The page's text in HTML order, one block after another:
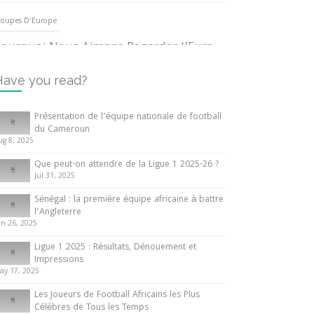
D'Europe
Nous Aimons Regarder l’Euro
June 2024
Internationales
ce que vous devez savoir sur la
d’Afrique des Nations
10 May 2024
Internationales
de l’équipe nationale de
football du Cameroun
2025
you read?
Présentation de l’équipe nationale de football
du Cameroun
8, 2025
Que peut-on attendre de la Ligue 1 2025-26 ?
Jul 31, 2025
Sénégal : la première équipe africaine à battre
l’Angleterre
26, 2025
Ligue 1 2025 : Résultats, Dénouement et
Impressions
17, 2025
Les Joueurs de Football Africains les Plus
Célèbres de Tous les Temps